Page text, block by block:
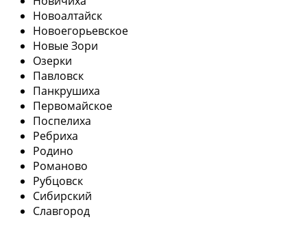
Новоалтайск
Новоегорьевское
Новые Зори
Озерки
Павловск
Панкрушиха
Первомайское
Поспелиха
Ребриха
Родино
Романово
Рубцовск
Сибирский
Славгород